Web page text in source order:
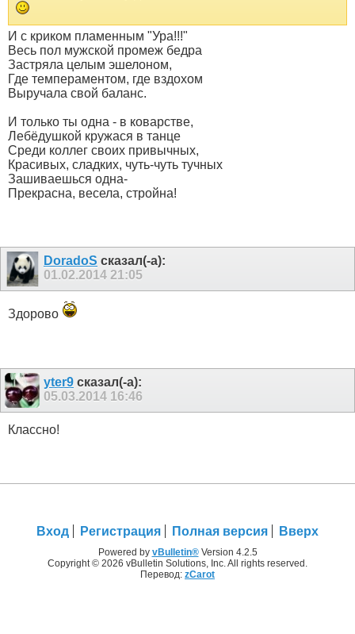
И с криком пламенным "Ура!!!"
Весь пол мужской промеж бедра
Застряла целым эшелоном,
Где темпераментом, где вздохом
Выручала свой баланс.
И только ты одна - в коварстве,
Лебёдушкой кружася в танце
Среди коллег своих привычных,
Красивых, сладких, чуть-чуть тучных
Зашиваешься одна-
Прекрасна, весела, стройна!
DoradoS сказал(-а):
01.02.2014 21:05
Здорово
yter9 сказал(-а):
05.03.2014 16:46
Классно!
Вход Регистрация Полная версия Вверх
Powered by vBulletin®Version 4.2.5
Copyright © 2026 vBulletin Solutions, Inc. All rights reserved.
Перевод: zCarot